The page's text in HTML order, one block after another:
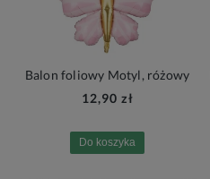
Balon foliowy Motyl, różowy
12,90 zł
Do koszyka